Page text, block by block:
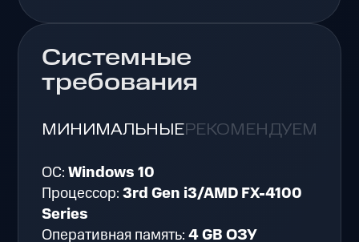
Системные
требования
МИНИМАЛЬНЫЕРЕКОМЕНДУЕМЫЕ
ОС:Windows 10
Процессор:3rd Gen i3/AMD FX-4100
Series
Оперативная память:4 GB ОЗУ